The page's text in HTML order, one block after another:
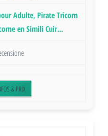
Adulte, Pirate Tricorn
en Simili Cuir...
& PRIX